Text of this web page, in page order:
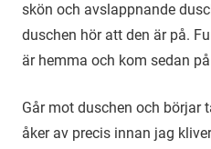
skön och avslappnande
duschen hör att den är på.
är hemma och kom sedan
Går mot duschen och börjar
åker av precis innan jag